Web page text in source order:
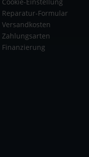
Reparatur-Formular
Versandkosten
Zahlungsarten
Finanzierung